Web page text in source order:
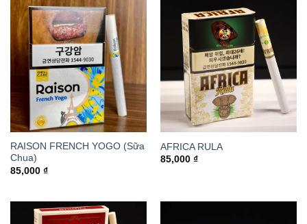
RAISON FRENCH YOGO (Sữa
Chua)
85,000 ₫
AFRICA RULA
85,000 ₫